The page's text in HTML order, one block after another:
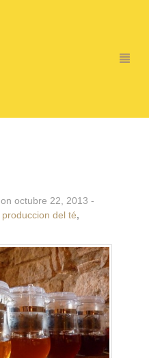
on octubre 22, 2013 -
produccion del té,